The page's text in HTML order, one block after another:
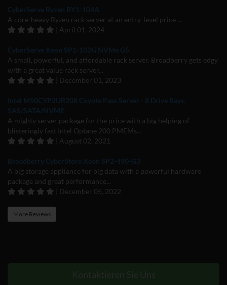
CyberServe Ryzen RY1-104A
A core-heavy Ryzen rack server at an entry-level price ...
| April 01, 2024
CyberServe Xeon SP1-102G NVMe G5
A small, powerful, and affordable rack server. Broadberry gets edgy
with a great value rack server...
| December 01, 2023
Intel M50CYP2UR208 Coyote Pass Server - 8 Drive Bays.
SAS/SATA/NVME
A mighty server package for the price with a big helping of
blisteringly fast Intel Optane 200 PMEMs...
| August 02, 2021
Broadberry CyberStore Xeon SP2-490-G3
A big storage appliance for big data with a powerful hardware
package and great performance...
| December 05, 2022
More Reviews